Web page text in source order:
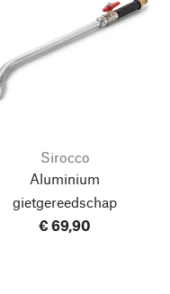
Sirocco
Aluminium
gietgereedschap
€ 69,90